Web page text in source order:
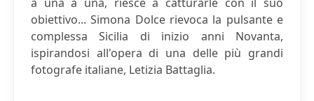
obiettivo... Simona Dolce rievoca la pulsante e
complessa Sicilia di inizio anni Novanta,
ispirandosi all'opera di una delle più grandi
fotografe italiane, Letizia Battaglia.